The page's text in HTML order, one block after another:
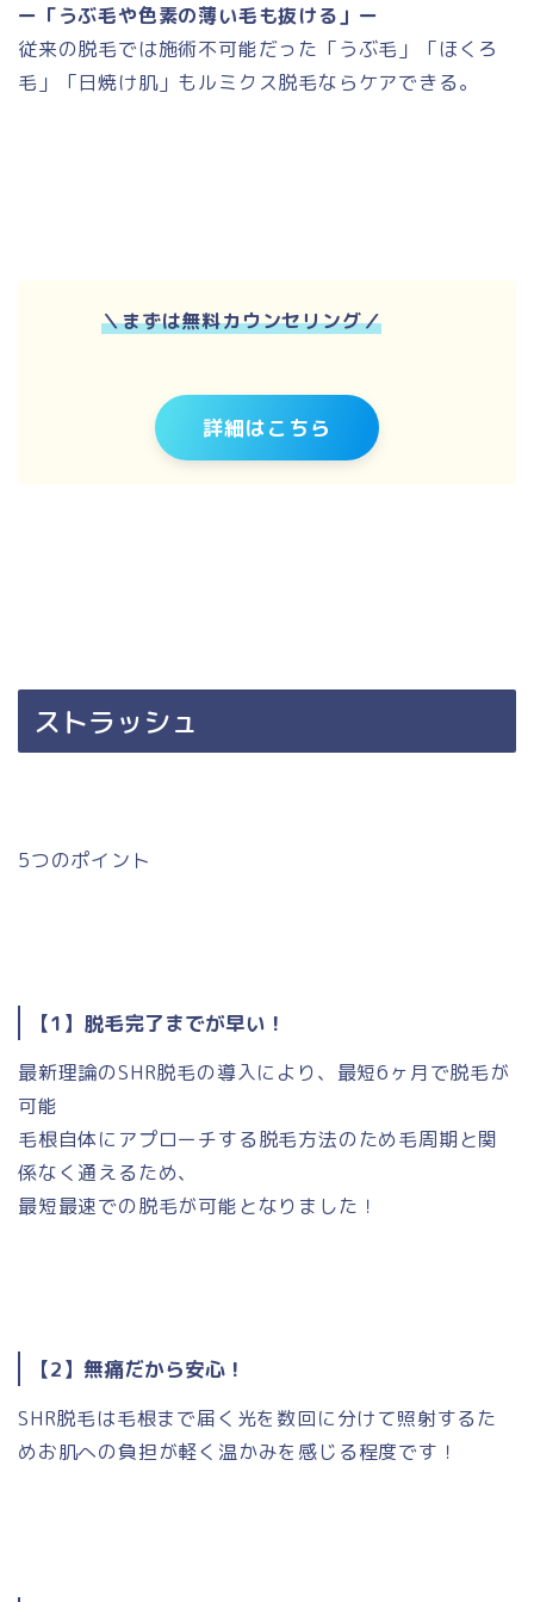
ー「うぶ毛や色素の薄い毛も抜ける」ー
従来の脱毛では施術不可能だった「うぶ毛」「ほくろ
毛」「日焼け肌」もルミクス脱毛ならケアできる。
＼まずは無料カウンセリング／
詳細はこちら
ストラッシュ
5つのポイント
【1】脱毛完了までが早い！
最新理論のSHR脱毛の導入により、最短6ヶ月で脱毛が
可能
毛根自体にアプローチする脱毛方法のため毛周期と関
係なく通えるため、
最短最速での脱毛が可能となりました！
【2】無痛だから安心！
SHR脱毛は毛根まで届く光を数回に分けて照射するた
めお肌への負担が軽く温かみを感じる程度です！